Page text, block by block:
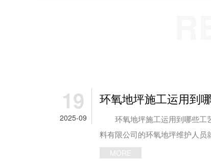
19
2025-09
环氧地坪施工运用到
环氧地坪施工运用到哪些工
料有限公司的环氧地坪维护人员
MORE